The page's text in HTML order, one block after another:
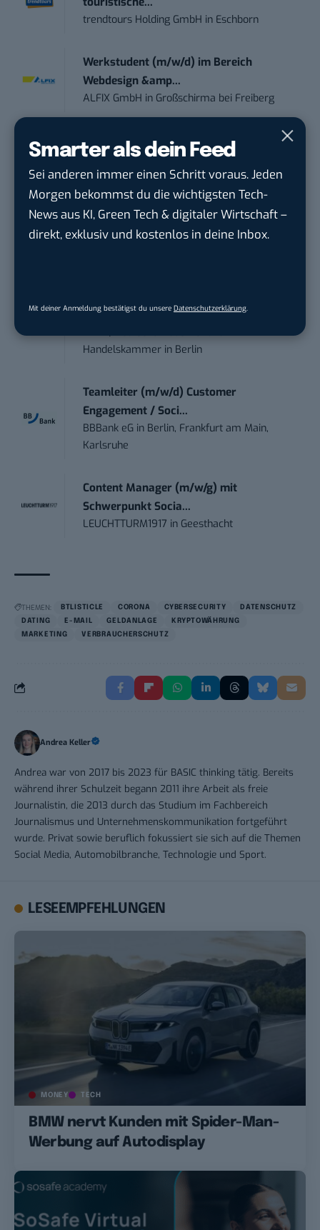
Smarter als dein Feed
Sei anderen immer einen Schritt voraus. Jeden
Morgen bekommst du die wichtigsten Tech-
News aus KI, Green Tech & digitaler Wirtschaft –
direkt, exklusiv und kostenlos in deine Inbox.
Mit deiner Anmeldung bestätigst du unsere Datenschutzerklärung.
trendtours Holding GmbH in Eschborn
Werkstudent (m/w/d) im Bereich
Webdesign &amp...
ALFIX GmbH in Großschirma bei Freiberg
Mitarbeiter (m/w/d) Customer
Engagement / Soc...
BBBank eG inBerlin, Frankfurt am Main,
Karlsruhe
Senior ASIC Digital Lead – ATPG & M...
Kommunikation mit d...
Handelskammer in Berlin
Teamleiter (m/w/d) Customer
Engagement / Soci...
BBBank eG in Berlin, Frankfurt am Main,
Karlsruhe
Content Manager (m/w/g) mit
Schwerpunkt Socia...
LEUCHTTURM1917 in Geesthacht
THEMEN: BTLISTICLE CORONA CYBERSECURITY
DATENSCHUTZ
DATING
E-MAIL GELDANLAGE
KRYPTOWÄHRUNG
MARKETING
VERBRAUCHERSCHUTZ
Andrea Keller
Andrea war von 2017 bis 2023 für BASIC thinking tätig. Bereits
während ihrer Schulzeit begann 2011 ihre Arbeit als freie
Journalistin, die 2013 durch das Studium im Fachbereich
Journalismus und Unternehmenskommunikation fortgeführt
wurde. Privat sowie beruflich fokussiert sie sich auf die Themen
Social Media, Automobilbranche, Technologie und Sport.
LESEEMPFEHLUNGEN
MONEY TECH
BMW nervt Kunden mit Spider-Man-
Werbung auf Autodisplay